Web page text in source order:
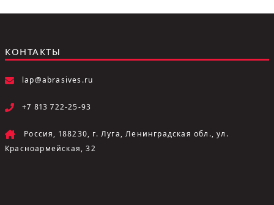
КОНТАКТЫ
lap@abrasives.ru
+7 813 722-25-93
Россия, 188230, г. Луга, Ленинградская обл., ул.
Красноармейская, 32